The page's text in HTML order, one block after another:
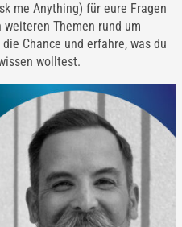
me Anything) für eure Fragen
Themen rund um
Chance und erfahre, was du
wolltest.